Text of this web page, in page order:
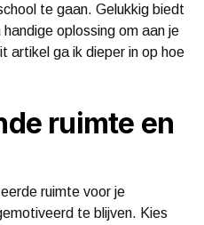
te gaan. Gelukkig biedt
oplossing om aan je
artikel ga ik dieper in op hoe
ruimte en
ruimte voor je
te blijven. Kies